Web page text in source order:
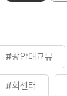
#광안대교뷰
#회센터